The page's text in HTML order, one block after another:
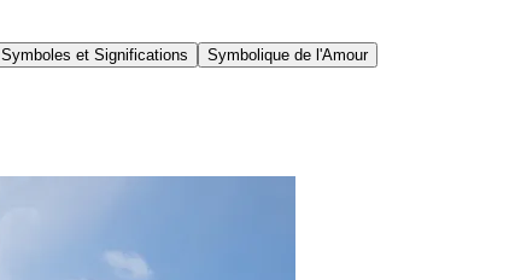
Symboles et Significations Symbolique de l'Amour